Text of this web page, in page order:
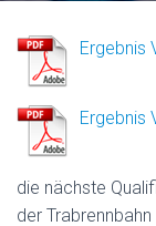
Ergebnis
Ergebnis
die nächste
der